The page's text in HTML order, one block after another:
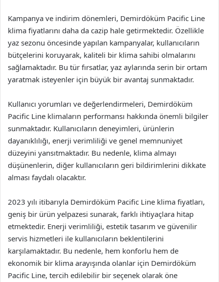
Kampanya ve indirim dönemleri, Demirdöküm Pacific Line
klima fiyatlarını daha da cazip hale getirmektedir. Özellikle
yaz sezonu öncesinde yapılan kampanyalar, kullanıcıların
bütçelerini koruyarak, kaliteli bir klima sahibi olmalarını
sağlamaktadır. Bu tür fırsatlar, yaz aylarında serin bir ortam
yaratmak isteyenler için büyük bir avantaj sunmaktadır.
Kullanıcı yorumları ve değerlendirmeleri, Demirdöküm
Pacific Line klimaların performansı hakkında önemli bilgiler
sunmaktadır. Kullanıcıların deneyimleri, ürünlerin
dayanıklılığı, enerji verimliliği ve genel memnuniyet
düzeyini yansıtmaktadır. Bu nedenle, klima almayı
düşünenlerin, diğer kullanıcıların geri bildirimlerini dikkate
alması faydalı olacaktır.
2023 yılı itibarıyla Demirdöküm Pacific Line klima fiyatları,
geniş bir ürün yelpazesi sunarak, farklı ihtiyaçlara hitap
etmektedir. Enerji verimliliği, estetik tasarım ve güvenilir
servis hizmetleri ile kullanıcıların beklentilerini
karşılamaktadır. Bu nedenle, hem konforlu hem de
ekonomik bir klima arayışında olanlar için Demirdöküm
Pacific Line, tercih edilebilir bir seçenek olarak öne